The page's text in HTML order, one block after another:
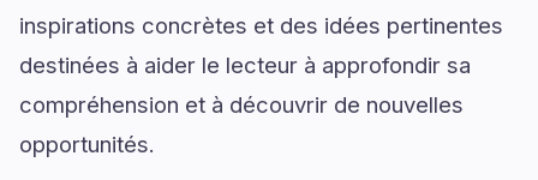
inspirations concrètes et des idées pertinentes
destinées à aider le lecteur à approfondir sa
compréhension et à découvrir de nouvelles
opportunités.